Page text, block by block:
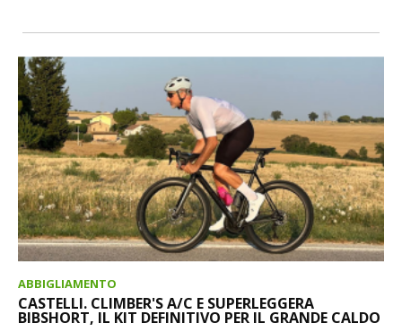
ABBIGLIAMENTO
CASTELLI. CLIMBER'S A/C E SUPERLEGGERA
BIBSHORT, IL KIT DEFINITIVO PER IL GRANDE CALDO